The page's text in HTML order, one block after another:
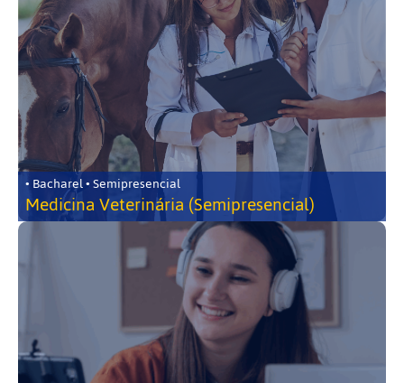
• Bacharel • Semipresencial
Medicina Veterinária (Semipresencial)